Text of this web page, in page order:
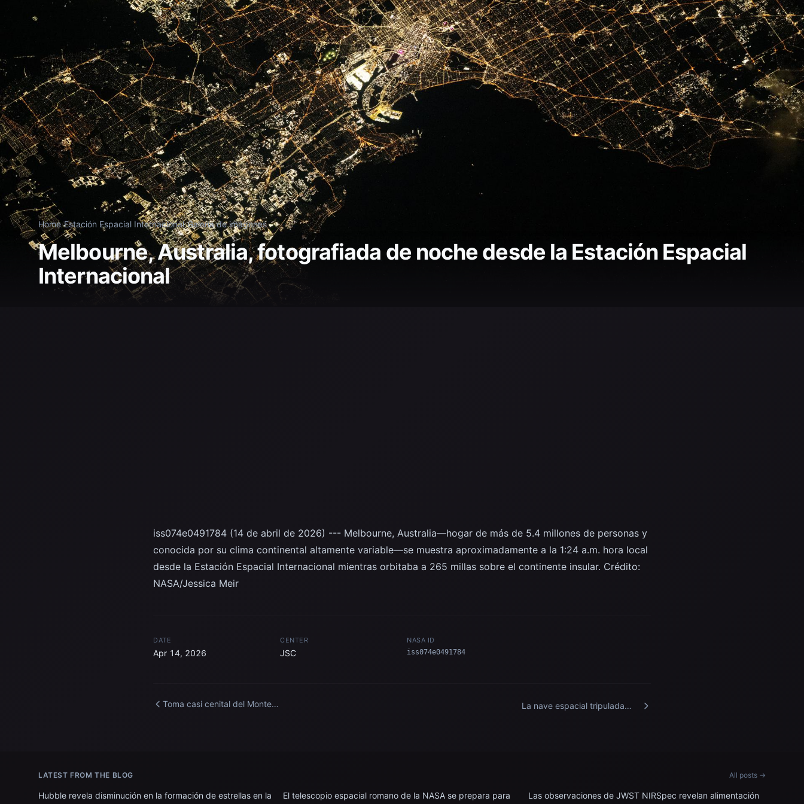
Home/Estación Espacial Internacional/Galería de imágenes
Melbourne, Australia, fotografiada de noche desde la Estación Espacial
Internacional
iss074e0491784 (14 de abril de 2026) --- Melbourne, Australia—hogar de más de 5.4 millones de personas y
conocida por su clima continental altamente variable—se muestra aproximadamente a la 1:24 a.m. hora local
desde la Estación Espacial Internacional mientras orbitaba a 265 millas sobre el continente insular. Crédito:
NASA/Jessica Meir
DATE
Apr 14, 2026
CENTER
JSC
NASA ID
iss074e0491784
Toma casi cenital del Monte
La nave espacial tripulada
LATEST FROM THE BLOG All posts →
Hubble revela disminución en la formación de estrellas en la
El telescopio espacial romano de la NASA se prepara para
Las observaciones de JWST NIRSpec revelan alimentación